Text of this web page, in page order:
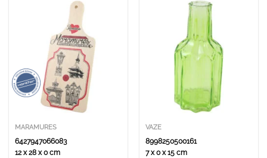
MARAMURES
6427947066083
12 x 28 x 0 cm
VAZE
8998250500161
7 x 0 x 15 cm